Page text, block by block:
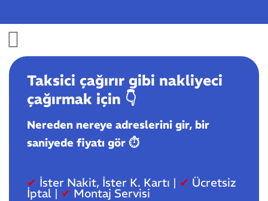
to
content
Taksici çağırır gibi nakliyeci
çağırmak için 👇️
Nereden nereye adreslerini gir, bir
saniyede fiyatı gör ⏱️
✔ İster Nakit, İster K. Kartı | ✔ Ücretsiz
İptal | ✔ Montaj Servisi